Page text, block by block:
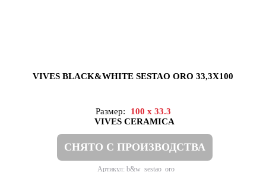
VIVES BLACK&WHITE SESTAO ORO 33,3X100
Размер:
100 x 33.3
VIVES CERAMICA
СНЯТО С ПРОИЗВОДСТВА
Артикул: b&w_sestao_oro